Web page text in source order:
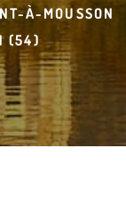
À-MOUSSON
(54)